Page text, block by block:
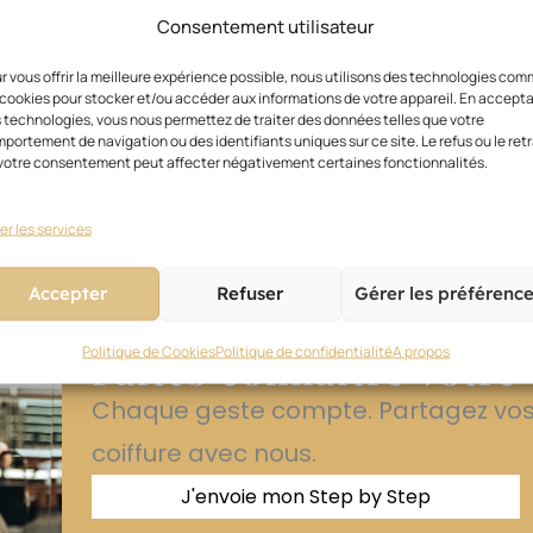
Consentement utilisateur
vous offrir la meilleure expérience possible, nous utilisons des technologies
pour stocker et/ou accéder aux informations de votre appareil. En
technologies, vous nous permettez de traiter des données telles que votre
de navigation ou des identifiants uniques sur ce site. Le refus ou le
consentement peut affecter négativement certaines fonctionnalités.
les services
Accepter Refuser Gérer les
Politique de CookiesPolitique de confidentialitéA propos
La formation, même
Perfectionnez votre art, maîtrisez
Tous les stages incontournables
Faites connaître votre
Chaque geste compte. Partagez
coiffure avec nous.
J'envoie mon Step by Step